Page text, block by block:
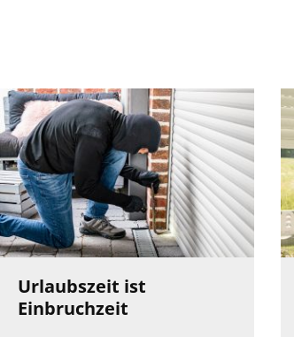
Urlaubszeit ist
Einbruchzeit